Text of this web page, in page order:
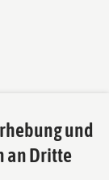
und
an Dritte